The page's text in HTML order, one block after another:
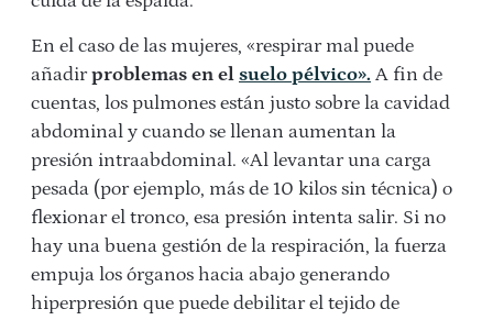
En el caso de las mujeres, «respirar mal puede
añadirproblemas en el suelo pélvico». A fin de
cuentas, los pulmones están justo sobre la cavidad
abdominal y cuando se llenan aumentan la
presión intraabdominal. «Al levantar una carga
pesada (por ejemplo, más de 10 kilos sin técnica) o
flexionar el tronco, esa presión intenta salir. Si no
hay una buena gestión de la respiración, la fuerza
empuja los órganos hacia abajo generando
hiperpresión que puede debilitar el tejido de